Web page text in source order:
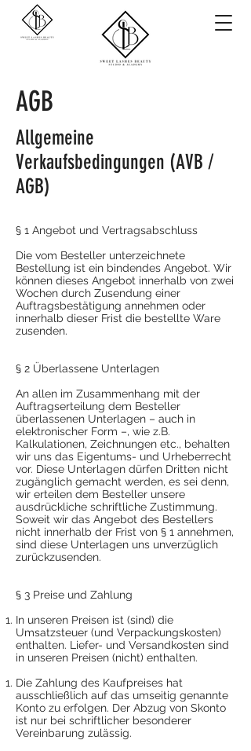
AGB
Allgemeine
Verkaufsbedingungen (AVB /
AGB)
§ 1 Angebot und Vertragsabschluss
Die vom Besteller unterzeichnete
Bestellung ist ein bindendes Angebot. Wir
können dieses Angebot innerhalb von zwei
Wochen durch Zusendung einer
Auftragsbestätigung annehmen oder
innerhalb dieser Frist die bestellte Ware
zusenden.
§ 2 Überlassene Unterlagen
An allen im Zusammenhang mit der
Auftragserteilung dem Besteller
überlassenen Unterlagen – auch in
elektronischer Form –, wie z.B.
Kalkulationen, Zeichnungen etc., behalten
wir uns das Eigentums- und Urheberrecht
vor. Diese Unterlagen dürfen Dritten nicht
zugänglich gemacht werden, es sei denn,
wir erteilen dem Besteller unsere
ausdrückliche schriftliche Zustimmung.
Soweit wir das Angebot des Bestellers
nicht innerhalb der Frist von § 1 annehmen,
sind diese Unterlagen uns unverzüglich
zurückzusenden.
§ 3 Preise und Zahlung
In unseren Preisen ist (sind) die
Umsatzsteuer (und Verpackungskosten)
enthalten. Liefer- und Versandkosten sind
in unseren Preisen (nicht) enthalten.
Die Zahlung des Kaufpreises hat
ausschließlich auf das umseitig genannte
Konto zu erfolgen. Der Abzug von Skonto
ist nur bei schriftlicher besonderer
Vereinbarung zulässig.